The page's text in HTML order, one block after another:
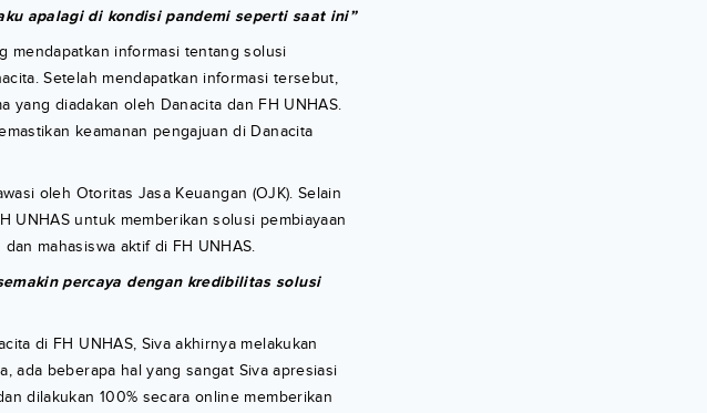
apalagi di kondisi pandemi seperti saat ini”
mendapatkan informasi tentang solusi
Setelah mendapatkan informasi tersebut,
yang diadakan oleh Danacita dan FH UNHAS.
keamanan pengajuan di Danacita
oleh Otoritas Jasa Keuangan (OJK). Selain
UNHAS untuk memberikan solusi pembiayaan
mahasiswa aktif di FH UNHAS.
percaya dengan kredibilitas solusi
di FH UNHAS, Siva akhirnya melakukan
ada beberapa hal yang sangat Siva apresiasi
dilakukan 100% secara online memberikan